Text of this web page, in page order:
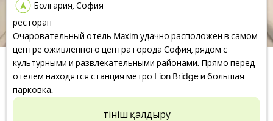
Болгария, София
ресторан
Очаровательный отель Maxim удачно расположен в самом
центре оживленного центра города София, рядом с
культурными и развлекательными районами. Прямо перед
отелем находятся станция метро Lion Bridge и большая
парковка.
Өтініш қалдыру